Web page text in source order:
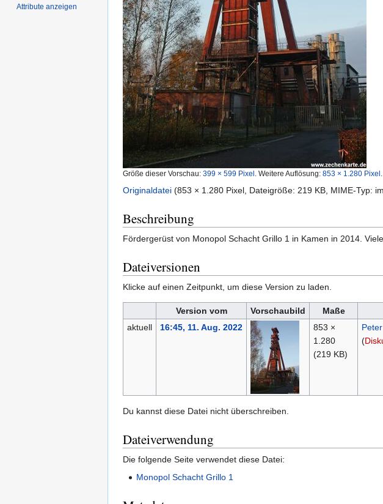
Größe dieser Vorschau: 399 × 599 Pixel Weitere Auflösung: 853 × 1.280 Pixel
Originaldatei (853 × 1.280 Pixel, Dateigröße: 219 KB, MIME-Typ:
Beschreibung
Fördergerüst von Monopol Schacht Grillo 1 in Kamen in 2014.
Dateiversionen
Klicke auf einen Zeitpunkt, um diese Version zu laden.
Version vom Vorschaubild Maße
aktuell
16:45, 11. Aug. 2022
853 ×
1.280
(219 KB)
Peter
(
Du kannst diese Datei nicht überschreiben.
Dateiverwendung
Die folgende Seite verwendet diese Datei:
Monopol Schacht Grillo 1
Attribute anzeigen